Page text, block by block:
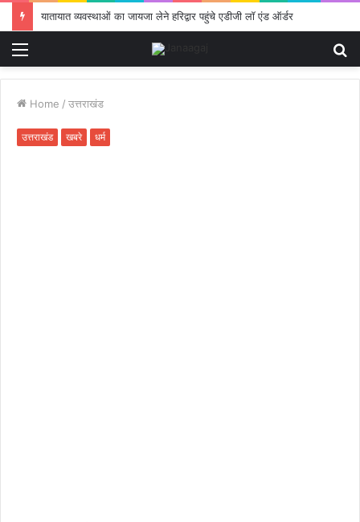
यातायात व्यवस्थाओं का जायजा लेने हरिद्वार पहुंचे एडीजी लॉ एंड ऑर्डर
Menu
Home / उत्तराखंड
उत्तराखंड खबरे धर्म